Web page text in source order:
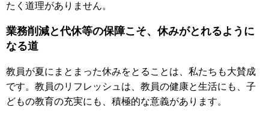
たく道理がありません。
業務削減と代休等の保障こそ、休みがとれるように
なる道
教員が夏にまとまった休みをとることは、私たちも大賛成
です。教員のリフレッシュは、教員の健康と生活にも、子
どもの教育の充実にも、積極的な意義があります。